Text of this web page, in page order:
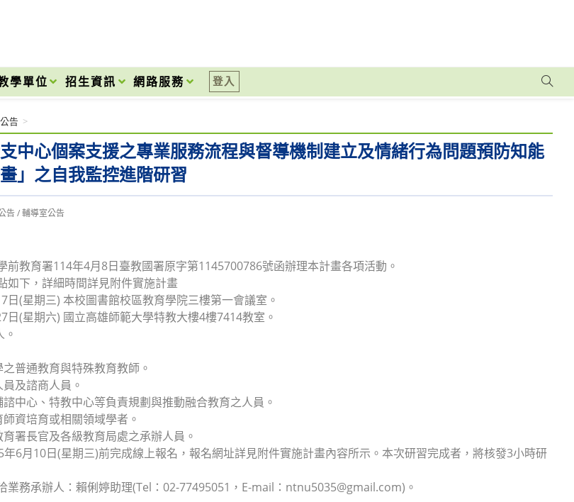
學單位 招生資訊 網路服務 登入
中心個案支援之專業服務流程與督導機制建立及情緒行為問題預防知能
」之自我監控進階研習
告 >
告 / 輔導室公告
前教育署114年4月8日臺教國署原字第1145700786號函辦理本計畫各項活動。
如下，詳細時間詳見附件實施計畫
日(星期三) 本校圖書館校區教育學院三樓第一會議室。
日(星期六) 國立高雄師範大學特教大樓4樓7414教室。
普通教育與特殊教育教師。
及諮商人員。
中心、特教中心等負責規劃與推動融合教育之人員。
資培育或相關領域學者。
署長官及各級教育局處之承辦人員。
6月10日(星期三)前完成線上報名，報名網址詳見附件實施計畫內容所示。本次研習完成者，將核發3小時研
業務承辦人：賴俐婷助理(Tel：02-77495051，E-mail：ntnu5035@gmail.com)。